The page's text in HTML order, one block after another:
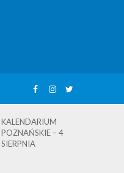
KALENDARIUM
POZNAŃSKIE – 1
SIERPNIA